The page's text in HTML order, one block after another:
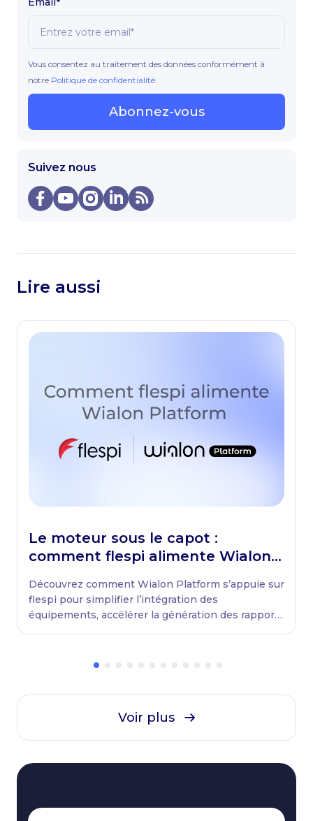
Vous consentez au traitement des données conformément à
notre Politique de confidentialité.
Abonnez-vous
Suivez nous
Lire aussi
Le moteur sous le capot :
comment flespi alimente Wialon
Découvrez comment Wialon Platform s’appuie sur
flespi pour simplifier l’intégration des
équipements, accélérer la génération des rapports
Voir plus